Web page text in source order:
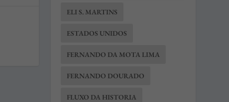
ELI S. MARTINS
ESTADOS UNIDOS
FERNANDO DA MOTA LIMA
FERNANDO DOURADO
FLUXO DA HISTORIA